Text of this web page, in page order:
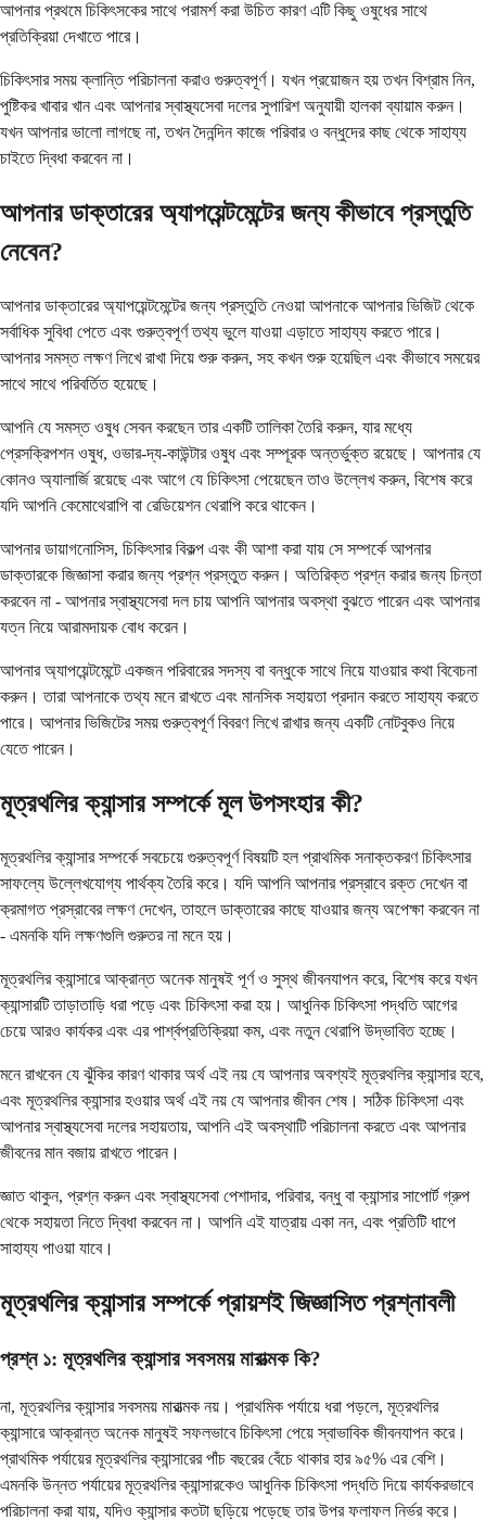
আপনার প্রথমে চিকিৎসকের সাথে পরামর্শ করা উচিত কারণ এটি কিছু ওষুধের সাথে
প্রতিক্রিয়া দেখাতে পারে।
চিকিৎসার সময় ক্লান্তি পরিচালনা করাও গুরুত্বপূর্ণ। যখন প্রয়োজন হয় তখন বিশ্রাম নিন,
পুষ্টিকর খাবার খান এবং আপনার স্বাস্থ্যসেবা দলের সুপারিশ অনুযায়ী হালকা ব্যায়াম করুন।
যখন আপনার ভালো লাগছে না, তখন দৈনন্দিন কাজে পরিবার ও বন্ধুদের কাছ থেকে সাহায্য
চাইতে দ্বিধা করবেন না।
আপনার ডাক্তারের অ্যাপয়েন্টমেন্টের জন্য কীভাবে প্রস্তুতি
নেবেন?
আপনার ডাক্তারের অ্যাপয়েন্টমেন্টের জন্য প্রস্তুতি নেওয়া আপনাকে আপনার ভিজিট থেকে
সর্বাধিক সুবিধা পেতে এবং গুরুত্বপূর্ণ তথ্য ভুলে যাওয়া এড়াতে সাহায্য করতে পারে।
আপনার সমস্ত লক্ষণ লিখে রাখা দিয়ে শুরু করুন, সহ কখন শুরু হয়েছিল এবং কীভাবে সময়ের
সাথে সাথে পরিবর্তিত হয়েছে।
আপনি যে সমস্ত ওষুধ সেবন করছেন তার একটি তালিকা তৈরি করুন, যার মধ্যে
প্রেসক্রিপশন ওষুধ, ওভার-দ্য-কাউন্টার ওষুধ এবং সম্পূরক অন্তর্ভুক্ত রয়েছে। আপনার যে
কোনও অ্যালার্জি রয়েছে এবং আগে যে চিকিৎসা পেয়েছেন তাও উল্লেখ করুন, বিশেষ করে
যদি আপনি কেমোথেরাপি বা রেডিয়েশন থেরাপি করে থাকেন।
আপনার ডায়াগনোসিস, চিকিৎসার বিকল্প এবং কী আশা করা যায় সে সম্পর্কে আপনার
ডাক্তারকে জিজ্ঞাসা করার জন্য প্রশ্ন প্রস্তুত করুন। অতিরিক্ত প্রশ্ন করার জন্য চিন্তা
করবেন না - আপনার স্বাস্থ্যসেবা দল চায় আপনি আপনার অবস্থা বুঝতে পারেন এবং আপনার
যত্ন নিয়ে আরামদায়ক বোধ করেন।
আপনার অ্যাপয়েন্টমেন্টে একজন পরিবারের সদস্য বা বন্ধুকে সাথে নিয়ে যাওয়ার কথা বিবেচনা
করুন। তারা আপনাকে তথ্য মনে রাখতে এবং মানসিক সহায়তা প্রদান করতে সাহায্য করতে
পারে। আপনার ভিজিটের সময় গুরুত্বপূর্ণ বিবরণ লিখে রাখার জন্য একটি নোটবুকও নিয়ে
যেতে পারেন।
মূত্রথলির ক্যান্সার সম্পর্কে মূল উপসংহার কী?
মূত্রথলির ক্যান্সার সম্পর্কে সবচেয়ে গুরুত্বপূর্ণ বিষয়টি হল প্রাথমিক সনাক্তকরণ চিকিৎসার
সাফল্যে উল্লেখযোগ্য পার্থক্য তৈরি করে। যদি আপনি আপনার প্রস্রাবে রক্ত ​​দেখেন বা
ক্রমাগত প্রস্রাবের লক্ষণ দেখেন, তাহলে ডাক্তারের কাছে যাওয়ার জন্য অপেক্ষা করবেন না
- এমনকি যদি লক্ষণগুলি গুরুতর না মনে হয়।
মূত্রথলির ক্যান্সারে আক্রান্ত অনেক মানুষই পূর্ণ ও সুস্থ জীবনযাপন করে, বিশেষ করে যখন
ক্যান্সারটি তাড়াতাড়ি ধরা পড়ে এবং চিকিৎসা করা হয়। আধুনিক চিকিৎসা পদ্ধতি আগের
চেয়ে আরও কার্যকর এবং এর পার্শ্বপ্রতিক্রিয়া কম, এবং নতুন থেরাপি উদ্ভাবিত হচ্ছে।
মনে রাখবেন যে ঝুঁকির কারণ থাকার অর্থ এই নয় যে আপনার অবশ্যই মূত্রথলির ক্যান্সার হবে,
এবং মূত্রথলির ক্যান্সার হওয়ার অর্থ এই নয় যে আপনার জীবন শেষ। সঠিক চিকিৎসা এবং
আপনার স্বাস্থ্যসেবা দলের সহায়তায়, আপনি এই অবস্থাটি পরিচালনা করতে এবং আপনার
জীবনের মান বজায় রাখতে পারেন।
জ্ঞাত থাকুন, প্রশ্ন করুন এবং স্বাস্থ্যসেবা পেশাদার, পরিবার, বন্ধু বা ক্যান্সার সাপোর্ট গ্রুপ
থেকে সহায়তা নিতে দ্বিধা করবেন না। আপনি এই যাত্রায় একা নন, এবং প্রতিটি ধাপে
সাহায্য পাওয়া যাবে।
মূত্রথলির ক্যান্সার সম্পর্কে প্রায়শই জিজ্ঞাসিত প্রশ্নাবলী
প্রশ্ন ১: মূত্রথলির ক্যান্সার সবসময় মারাত্মক কি?
না, মূত্রথলির ক্যান্সার সবসময় মারাত্মক নয়। প্রাথমিক পর্যায়ে ধরা পড়লে, মূত্রথলির
ক্যান্সারে আক্রান্ত অনেক মানুষই সফলভাবে চিকিৎসা পেয়ে স্বাভাবিক জীবনযাপন করে।
প্রাথমিক পর্যায়ের মূত্রথলির ক্যান্সারের পাঁচ বছরের বেঁচে থাকার হার ৯৫% এর বেশি।
এমনকি উন্নত পর্যায়ের মূত্রথলির ক্যান্সারকেও আধুনিক চিকিৎসা পদ্ধতি দিয়ে কার্যকরভাবে
পরিচালনা করা যায়, যদিও ক্যান্সার কতটা ছড়িয়ে পড়েছে তার উপর ফলাফল নির্ভর করে।